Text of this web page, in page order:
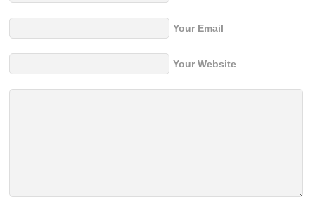
Your Email
Your Website